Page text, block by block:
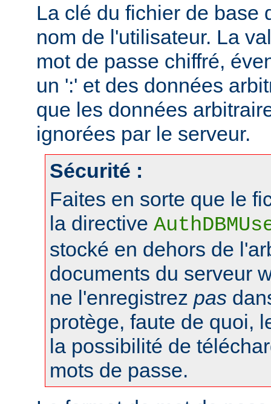
La clé du fichier de base
nom de l'utilisateur. La
mot de passe chiffré,
un ':' et des données
que les données
ignorées par le serveur.
Sécurité :
Faites en sorte que le
la directive
stocké en dehors de
documents du serveur
ne l'enregistrez pas
protège, faute de quoi,
la possibilité de
mots de passe.